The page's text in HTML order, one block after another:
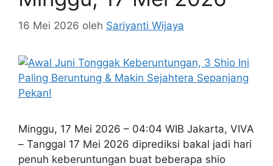
16 Mei 2026 oleh Sariyanti Wijaya
Minggu, 17 Mei 2026 – 04:04 WIB Jakarta, VIVA
– Tanggal 17 Mei 2026 diprediksi bakal jadi hari
penuh keberuntungan buat beberapa shio